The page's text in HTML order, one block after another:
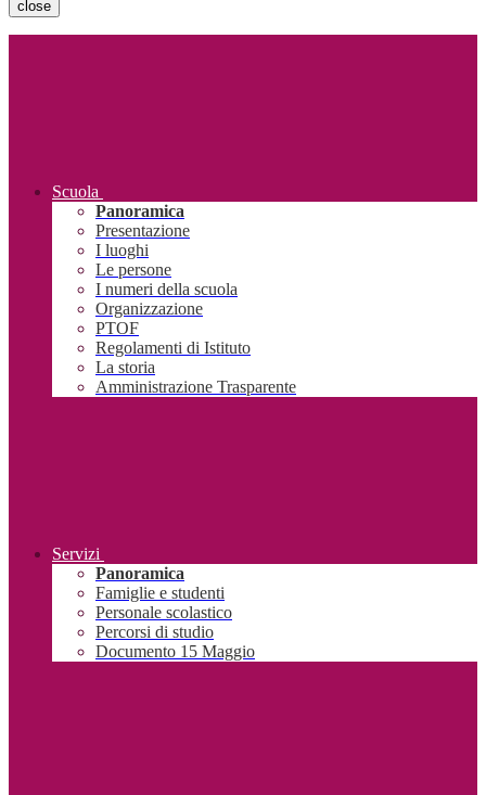
close
Scuola
Panoramica
Presentazione
I luoghi
Le persone
I numeri della scuola
Organizzazione
PTOF
Regolamenti di Istituto
La storia
Amministrazione Trasparente
Servizi
Panoramica
Famiglie e studenti
Personale scolastico
Percorsi di studio
Documento 15 Maggio